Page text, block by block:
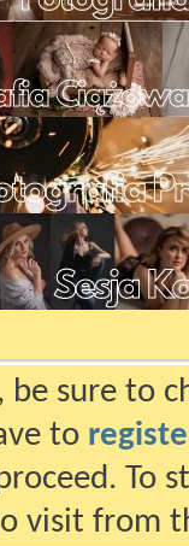
be sure to
to
To
visit from